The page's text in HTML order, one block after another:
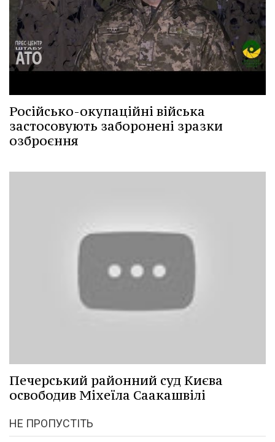
Російсько-окупаційні війська
застосовують заборонені зразки
озброєння
Печерський районний суд Києва
освободив Міхеїла Саакашвілі
НЕ ПРОПУСТІТЬ